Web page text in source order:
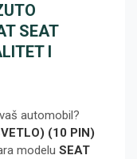
SEAT
I
automobil?
(10 PIN)
modelu SEAT